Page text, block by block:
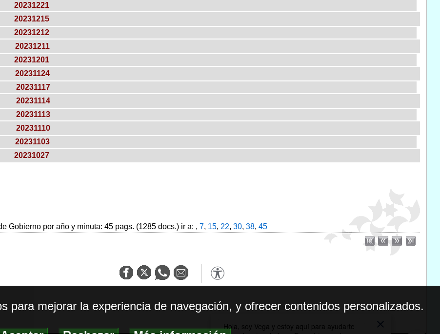
20231221
20231215
20231212
20231211
20231201
20231124
20231117
20231114
20231113
20231110
20231103
20231027
Gobierno por año y minuta: 45 pags. (1285 docs.) ir a: , 7, 15, 22, 30, 38, 45
para mejorar la experiencia de navegación, y ofrecer contenidos personalizados.